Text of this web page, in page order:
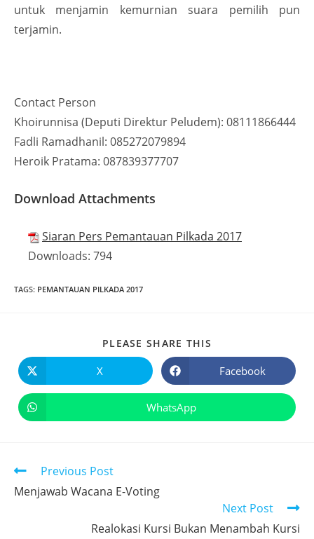
untuk menjamin kemurnian suara pemilih pun
terjamin.
Contact Person
Khoirunnisa (Deputi Direktur Peludem): 08111866444
Fadli Ramadhanil: 085272079894
Heroik Pratama: 087839377707
Download Attachments
Siaran Pers Pemantauan Pilkada 2017
Downloads: 794
TAGS: PEMANTAUAN PILKADA 2017
PLEASE SHARE THIS
X Facebook
WhatsApp
Previous Post
Menjawab Wacana E-Voting
Next Post
Realokasi Kursi Bukan Menambah Kursi